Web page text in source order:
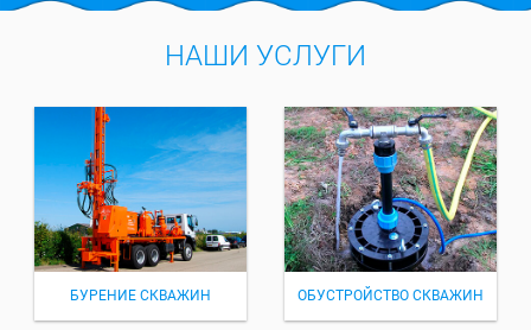
НАШИ УСЛУГИ
БУРЕНИЕ СКВАЖИН ОБУСТРОЙСТВО СКВАЖИН